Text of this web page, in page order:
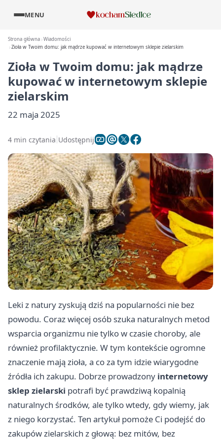
MENU
Strona główna Wiadomości
Zioła w Twoim domu: jak mądrze kupować w internetowym sklepie zielarskim
Zioła w Twoim domu: jak mądrze
kupować w internetowym sklepie
zielarskim
22 maja 2025
4 min czytania Udostępnij
Leki z natury zyskują dziś na popularności nie bez
powodu. Coraz więcej osób szuka naturalnych metod
wsparcia organizmu nie tylko w czasie choroby, ale
również profilaktycznie. W tym kontekście ogromne
znaczenie mają zioła, a co za tym idzie wiarygodne
źródła ich zakupu. Dobrze prowadzony internetowy
sklep zielarski potrafi być prawdziwą kopalnią
naturalnych środków, ale tylko wtedy, gdy wiemy, jak
z niego korzystać. Ten artykuł pomoże Ci podejść do
zakupów zielarskich z głową: bez mitów, bez